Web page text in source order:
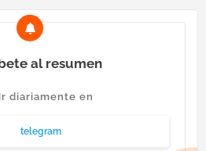
al resumen
diariamente en
telegram